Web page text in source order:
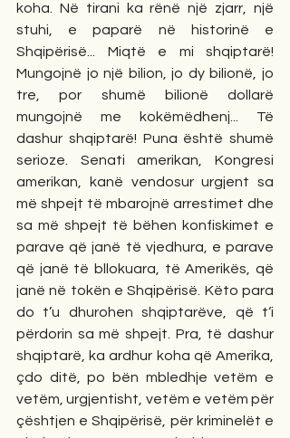
koha. Në tirani ka rënë një zjarr, një
stuhi, e paparë në historinë e
Shqipërisë... Miqtë e mi shqiptarë!
Mungojnë jo një bilion, jo dy bilionë, jo
tre, por shumë bilionë dollarë
mungojnë me kokëmëdhenj... Të
dashur shqiptarë! Puna është shumë
serioze. Senati amerikan, Kongresi
amerikan, kanë vendosur urgjent sa
më shpejt të mbarojnë arrestimet dhe
sa më shpejt të bëhen konfiskimet e
parave që janë të vjedhura, e parave
që janë të bllokuara, të Amerikës, që
janë në tokën e Shqipërisë. Këto para
do t’u dhurohen shqiptarëve, që t‘i
përdorin sa më shpejt. Pra, të dashur
shqiptarë, ka ardhur koha që Amerika,
çdo ditë, po bën mbledhje vetëm e
vetëm, urgjentisht, vetëm e vetëm për
çështjen e Shqipërisë, për kriminelët e